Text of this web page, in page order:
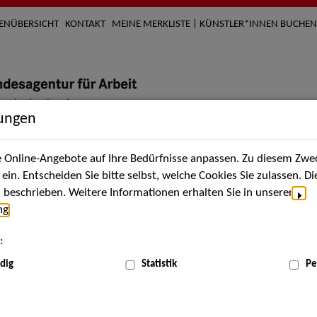
KONTAKT MEINE MERKLISTE | KÜNSTLER*INNEN BUCHEN
Künstler*innen Über uns Aktuelles
Angebote auf Ihre Bedürfnisse anpassen. Zu diesem
Entscheiden Sie bitte selbst, welche Cookies Sie zulassen.
Weitere Informationen erhalten Sie in unserer
Statistik